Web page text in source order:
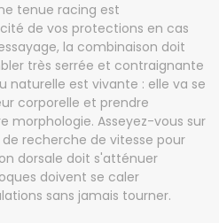
tenue racing est
de vos protections en cas
la combinaison doit
très serrée et contraignante
naturelle est vivante : elle va se
corporelle et prendre
morphologie. Asseyez-vous sur
recherche de vitesse pour
dorsale doit s'atténuer
doivent se caler
sans jamais tourner.